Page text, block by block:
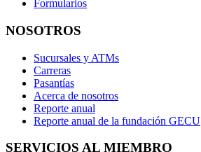
Formularios
NOSOTROS
Sucursales y ATMs
Carreras
Pasantías
Acerca de nosotros
Reporte anual
Reporte anual de la fundación GECU
SERVICIOS AL MIEMBRO